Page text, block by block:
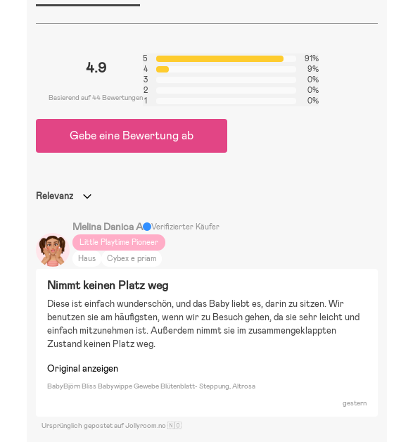
4.9
Basierend auf 44 Bewertungen
5
91%
4
9%
3
0%
2
0%
1
0%
Gebe eine Bewertung ab
Relevanz
Melina Danica A
Verifizierter Käufer
Little Playtime Pioneer
Haus
Cybex e priam
Nimmt keinen Platz weg
Diese ist einfach wunderschön, und das Baby liebt es, darin zu sitzen. Wir
benutzen sie am häufigsten, wenn wir zu Besuch gehen, da sie sehr leicht und
einfach mitzunehmen ist. Außerdem nimmt sie im zusammengeklappten
Zustand keinen Platz weg.
Original anzeigen
BabyBjörn Bliss Babywippe Gewebe Blütenblatt- Steppung, Altrosa
gestern
Ursprünglich gepostet auf Jollyroom.no 🇳🇴